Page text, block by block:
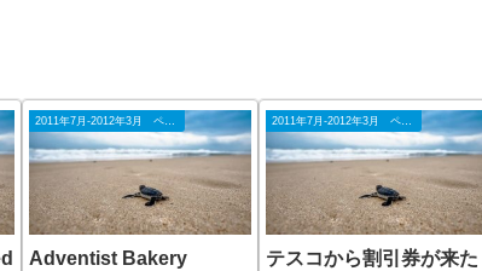
Adventist Bakery
テスコから割引券が来た